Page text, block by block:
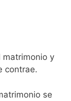
matrimonio y
contrae.
se